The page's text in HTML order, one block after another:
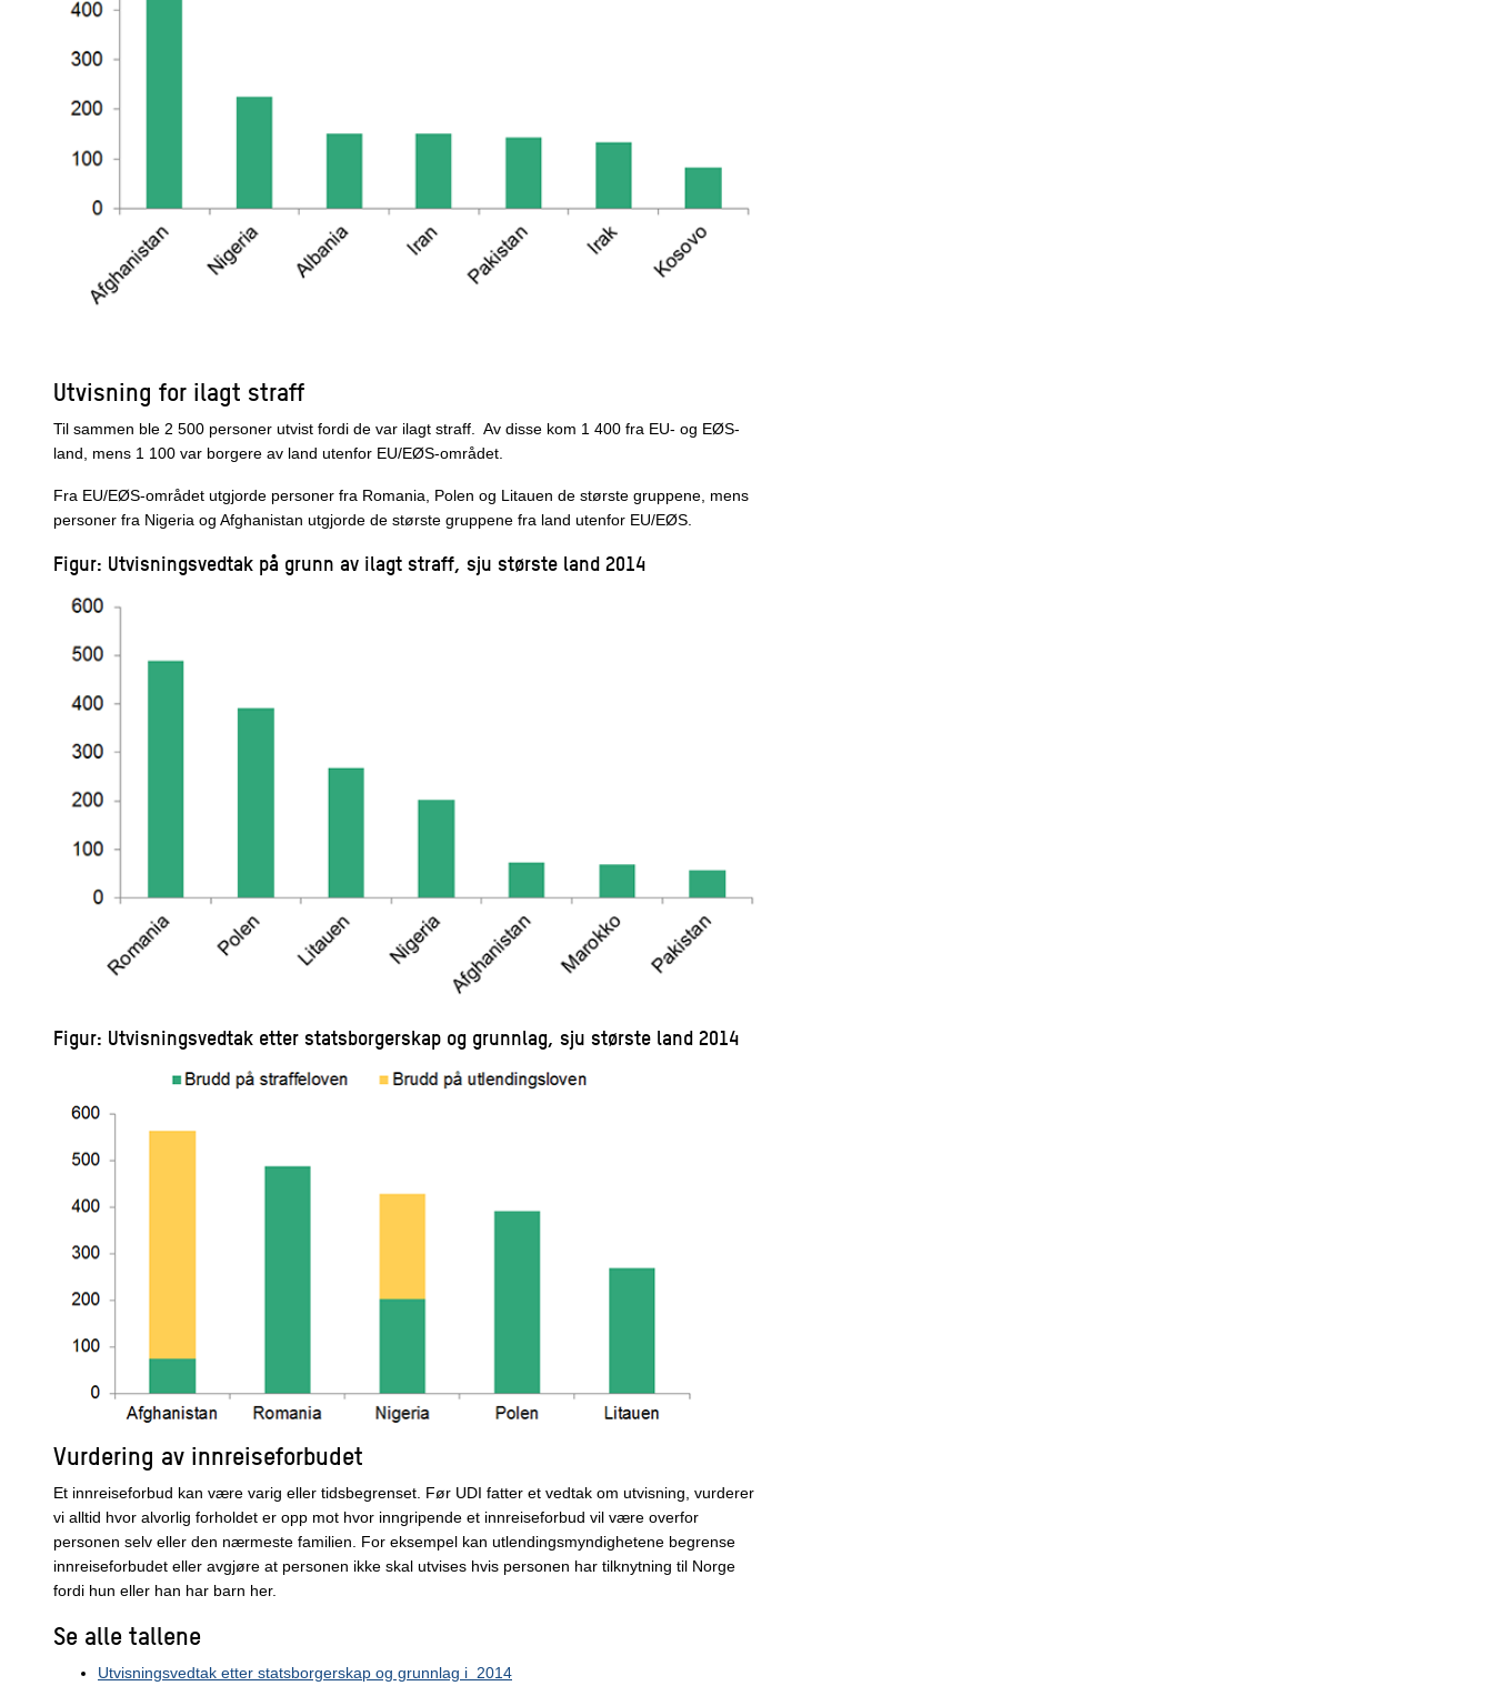
Utvisning for ilagt straff
Til sammen ble 2 500 personer utvist fordi de var ilagt straff. Av disse kom 1 400 fra EU- og EØS-
land, mens 1 100 var borgere av land utenfor EU/EØS-området.
Fra EU/EØS-området utgjorde personer fra Romania, Polen og Litauen de største gruppene, mens
personer fra Nigeria og Afghanistan utgjorde de største gruppene fra land utenfor EU/EØS.
Figur: Utvisningsvedtak på grunn av ilagt straff, sju største land 2014
Figur: Utvisningsvedtak etter statsborgerskap og grunnlag, sju største land 2014
Vurdering av innreiseforbudet
Et innreiseforbud kan være varig eller tidsbegrenset. Før UDI fatter et vedtak om utvisning, vurderer
vi alltid hvor alvorlig forholdet er opp mot hvor inngripende et innreiseforbud vil være overfor
personen selv eller den nærmeste familien. For eksempel kan utlendingsmyndighetene begrense
innreiseforbudet eller avgjøre at personen ikke skal utvises hvis personen har tilknytning til Norge
fordi hun eller han har barn her.
Se alle tallene
Utvisningsvedtak etter statsborgerskap og grunnlag i 2014